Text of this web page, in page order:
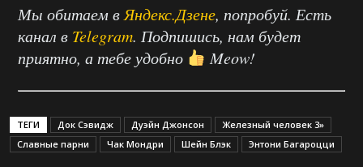
Мы обитаем в Яндекс.Дзене, попробуй. Есть
канал в Telegram. Подпишись, нам будет
приятно, а тебе удобно
Meow!
ТЕГИ Док Сэвидж Дуэйн Джонсон
Железный человек 3»
Славные парни
Чак Мондри Шейн Блэк Энтони Багароцци